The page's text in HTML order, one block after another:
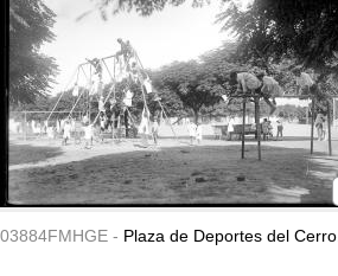
03884FMHGE - Plaza de Deportes del Cerro.